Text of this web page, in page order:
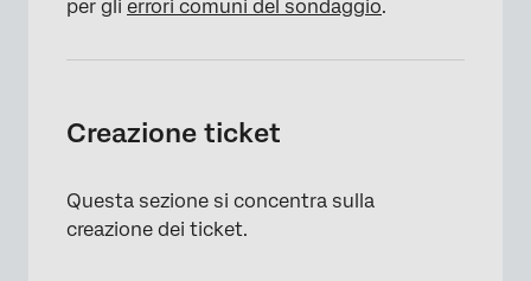
per gli errori comuni del sondaggio.
Creazione ticket
Questa sezione si concentra sulla
creazione dei ticket.